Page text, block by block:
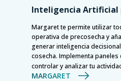
Inteligencia Artificial
Margaret te permite utilizar
operativa de precosecha y
generar inteligencia
cosecha. Implementa
controlar y analizar tu
MARGARET